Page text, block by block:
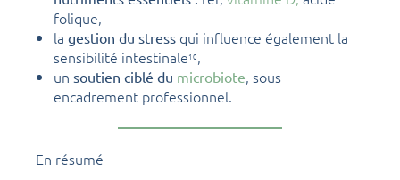
folique,
la gestion du stress qui influence également la
sensibilité intestinale10,
un soutien ciblé du microbiote, sous
encadrement professionnel.
En résumé